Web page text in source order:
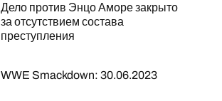
Дело против Энцо Аморе закрыто
за отсутствием состава
преступления
WWE Smackdown: 30.06.2023